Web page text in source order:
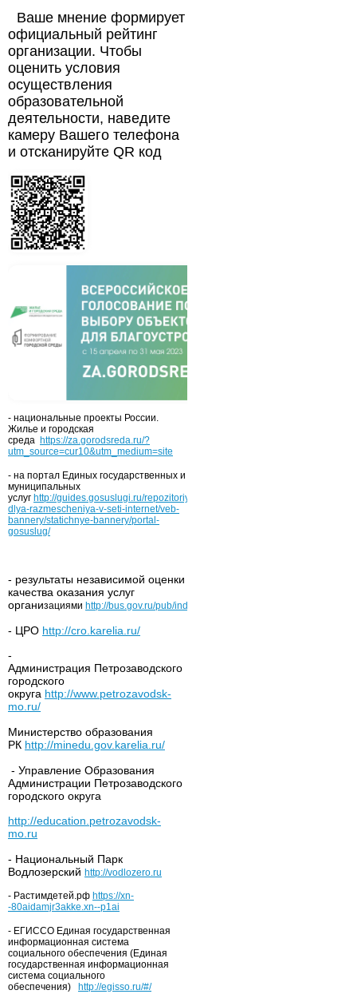
Ваше мнение формирует
официальный рейтинг
организации. Чтобы
оценить условия
осуществления
образовательной
деятельности, наведите
камеру Вашего телефона
и отсканируйте QR код
- национальные проекты России.
Жилье и городская
среда https://za.gorodsreda.ru/?
utm_source=cur10&utm_medium=site
- на портал Единых государственных и
муниципальных
услуг http://guides.gosuslugi.ru/repozitoriy/materialy-
dlya-razmescheniya-v-seti-internet/veb-
bannery/statichnye-bannery/portal-
gosuslug/
- результаты независимой оценки
качества оказания услуг
организациями http://bus.gov.ru/pub/independentRating/list
- ЦРО http://cro.karelia.ru/
-
Администрация Петрозаводского
городского
округа http://www.petrozavodsk-
mo.ru/
Министерство образования
РК http://minedu.gov.karelia.ru/
- Управление Образования
Администрации Петрозаводского
городского округа
http://education.petrozavodsk-
mo.ru
- Национальный Парк
Водлозерский http://vodlozero.ru
- Растимдетей.рф https://xn-
-80aidamjr3akke.xn--p1ai
- ЕГИССО Единая государственная
информационная система
социального обеспечения (Единая
государственная информационная
система социального
обеспечения)
http://egisso.ru/#/